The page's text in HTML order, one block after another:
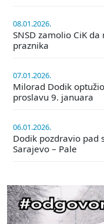
08.01.2026.
SNSD zamolio CiK
praznika
07.01.2026.
Milorad Dodik
proslavu 9. januara
06.01.2026.
Dodik pozdravio pad
Sarajevo – Pale